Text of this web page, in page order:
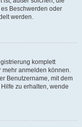
Beschwerden oder
werden.
komplett
mehr anmelden können.
Benutzername, mit dem
zu erhalten, wende